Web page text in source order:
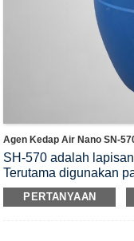
Agen Kedap Air Nano SN-
SH-570 adalah
Terutama digunakan
earphone produk
Lubang mesin, jaring
PERTANYAAN